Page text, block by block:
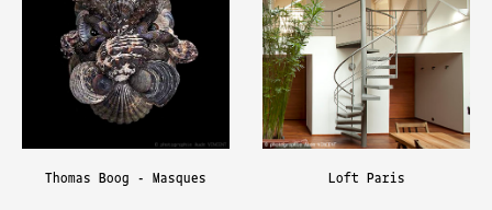
Thomas Boog - Masques Loft Paris